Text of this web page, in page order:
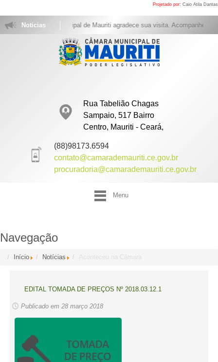
Projetado por: Caio Atila Dantas
Noticias
A Câmara Municipal de Mauriti agradece sua visita. Acompanhe as
Rua Tabelião Chagas
Sampaio, 517 Bairro
Centro, Mauriti - Ceará,
(88)98173.6594
contato@camarademauriti.ce.gov.br
procuradoria@camarademauriti.ce.gov.br
Menu
Navegação
Início Notícias Aconteceu na Câmara
EDITAL TOMADA DE PREÇOS Nº 2018.03.12.1
Publicado em 28 março 2018